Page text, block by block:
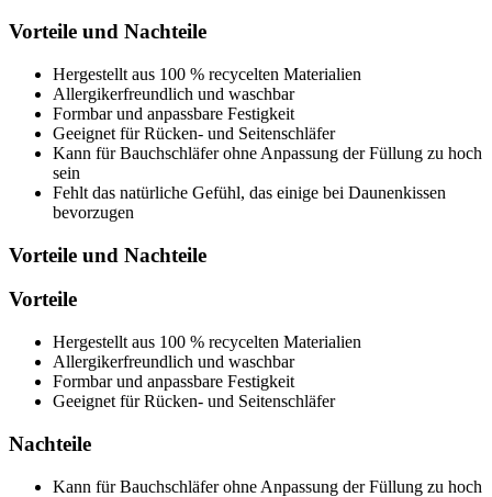
Vorteile und Nachteile
Hergestellt aus 100 % recycelten Materialien
Allergikerfreundlich und waschbar
Formbar und anpassbare Festigkeit
Geeignet für Rücken- und Seitenschläfer
Kann für Bauchschläfer ohne Anpassung der Füllung zu hoch
sein
Fehlt das natürliche Gefühl, das einige bei Daunenkissen
bevorzugen
Vorteile und Nachteile
Vorteile
Hergestellt aus 100 % recycelten Materialien
Allergikerfreundlich und waschbar
Formbar und anpassbare Festigkeit
Geeignet für Rücken- und Seitenschläfer
Nachteile
Kann für Bauchschläfer ohne Anpassung der Füllung zu hoch